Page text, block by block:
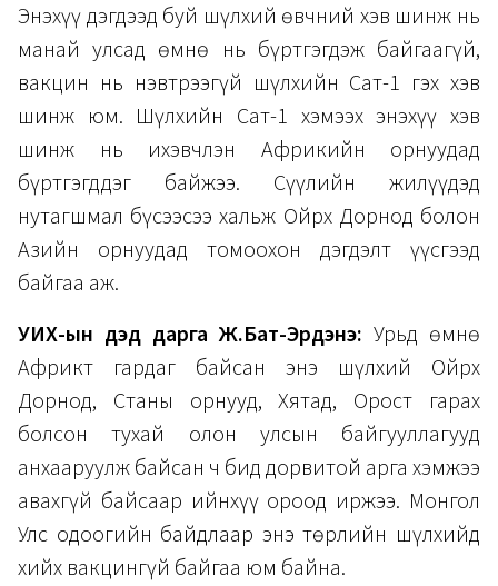
Энэхүү дэгдээд буй шүлхий өвчний хэв шинж нь
манай улсад өмнө нь бүртгэгдэж байгаагүй,
вакцин нь нэвтрээгүй шүлхийн Сат-1 гэх хэв
шинж юм. Шүлхийн Сат-1 хэмээх энэхүү хэв
шинж нь ихэвчлэн Африкийн орнуудад
бүртгэгддэг байжээ. Сүүлийн жилүүдэд
нутагшмал бүсээсээ хальж Ойрх Дорнод болон
Азийн орнуудад томоохон дэгдэлт үүсгээд
байгаа аж.
УИХ-ын дэд дарга Ж.Бат-Эрдэнэ: Урьд өмнө
Африкт гардаг байсан энэ шүлхий Ойрх
Дорнод, Станы орнууд, Хятад, Орост гарах
болсон тухай олон улсын байгууллагууд
анхааруулж байсан ч бид дорвитой арга хэмжээ
авахгүй байсаар ийнхүү ороод иржээ. Монгол
Улс одоогийн байдлаар энэ төрлийн шүлхийд
хийх вакцингүй байгаа юм байна.